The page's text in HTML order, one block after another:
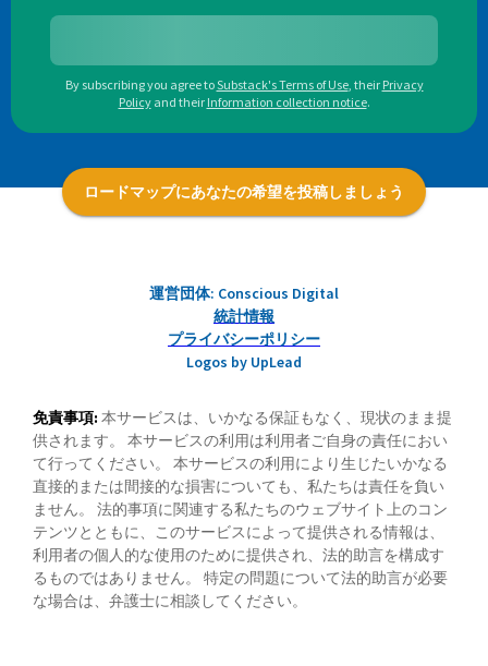
By subscribing you agree toSubstack's Terms of Use, their Privacy
Policy and their Information collection notice.
ロードマップにあなたの希望を投稿しましょう
運営団体: Conscious Digital
統計情報
プライバシーポリシー
Logos by UpLead
免責事項: 本サービスは、いかなる保証もなく、現状のまま提
供されます。 本サービスの利用は利用者ご自身の責任におい
て行ってください。 本サービスの利用により生じたいかなる
直接的または間接的な損害についても、私たちは責任を負い
ません。 法的事項に関連する私たちのウェブサイト上のコン
テンツとともに、このサービスによって提供される情報は、
利用者の個人的な使用のために提供され、法的助言を構成す
るものではありません。 特定の問題について法的助言が必要
な場合は、弁護士に相談してください。